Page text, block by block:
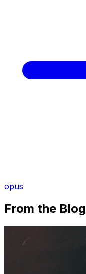
opus
From the Blog